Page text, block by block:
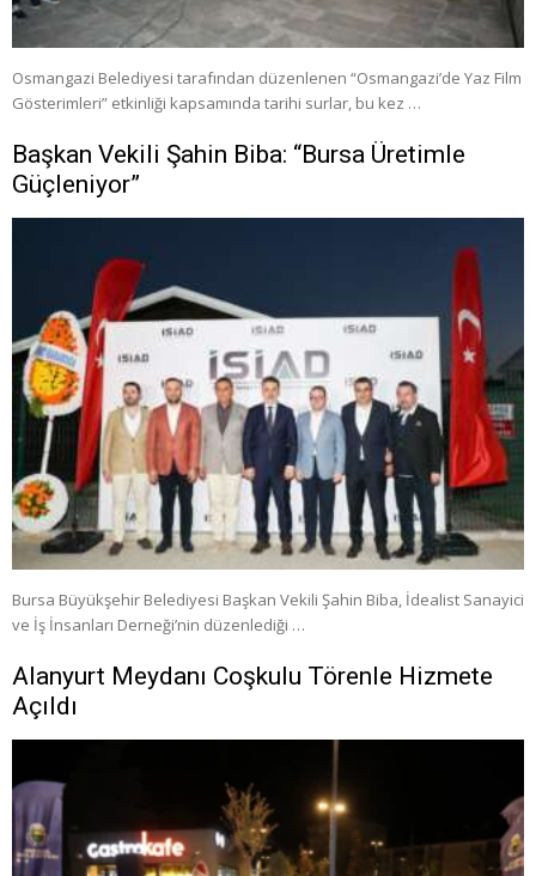
Osmangazi Belediyesi tarafından düzenlenen “Osmangazi’de Yaz Film
Gösterimleri” etkinliği kapsamında tarihi surlar, bu kez …
Başkan Vekili Şahin Biba: “Bursa Üretimle
Güçleniyor”
Bursa Büyükşehir Belediyesi Başkan Vekili Şahin Biba, İdealist Sanayici
ve İş İnsanları Derneği’nin düzenlediği …
Alanyurt Meydanı Coşkulu Törenle Hizmete
Açıldı